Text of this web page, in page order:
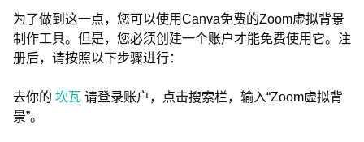
为了做到这一点，您可以使用Canva免费的Zoom虚拟背景
制作工具。但是，您必须创建一个账户才能免费使用它。注
册后，请按照以下步骤进行：
去你的 坎瓦 请登录账户，点击搜索栏，输入“Zoom虚拟背
景”。